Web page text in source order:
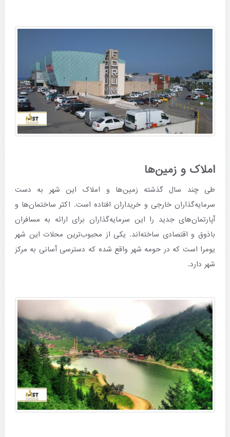
املاک و زمین‌ها
طی چند سال گذشته زمین‌ها و املاک این شهر به دست
سرمایه‌گذاران خارجی و خریداران افتاده است. اکثر ساختمان‌ها و
آپارتمان‌های جدید را این سرمایه‌گذاران برای ارائه به مسافران
باذوق و اقتصادی ساخته‌اند. یکی از محبوب‌ترین محلات این شهر
یومرا است که در حومه شهر واقع شده که دسترسی آسانی به مرکز
شهر دارد.